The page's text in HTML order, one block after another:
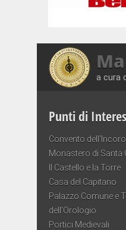
a cura
Punti di
Convento
Monastero di Santa
Il Castello e la Torre
Casa del Capitano
Palazzo Comune e
dell’Orologio
Portici Medievali